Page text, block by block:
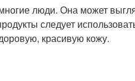
люди. Она может
следует
красивую кожу.